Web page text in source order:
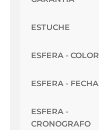
ESTUCHE
ESFERA - COLOR
ESFERA - FECHA
ESFERA -
CRONOGRAFO